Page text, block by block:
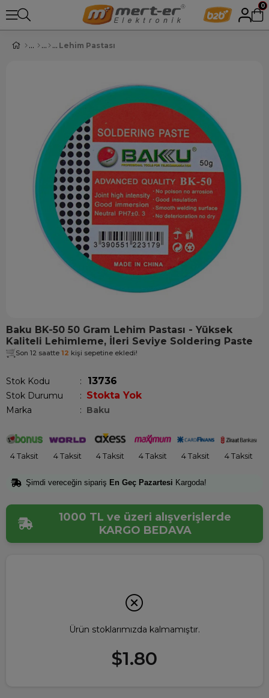
0
Lehim Pastası
Baku BK-50 50 Gram Lehim Pastası - Yüksek
Kaliteli Lehimleme, İleri Seviye Soldering Paste
Son 12 saatte 12 kişi sepetine ekledi!
Stok Kodu 13736
Stok Durumu : Stokta Yok
Marka : Baku
4 Taksit 4 Taksit 4 Taksit 4 Taksit 4 Taksit 4 Taksit
Şimdi vereceğin sipariş En Geç Pazartesi Kargoda!
1000 TL ve üzeri alışverişlerde
KARGO BEDAVA
Ürün stoklarımızda kalmamıştır.
$1.80